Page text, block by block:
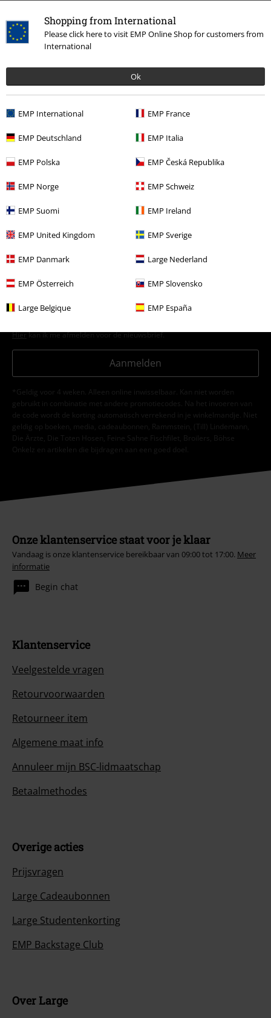
Shopping from International
Please click here to visit EMP Online Shop for customers from
International
Ok
EMP International EMP France
EMP Deutschland EMP Italia
EMP Polska EMP Česká Republika
EMP Norge EMP Schweiz
EMP Suomi EMP Ireland
EMP United Kingdom EMP Sverige
EMP Danmark Large Nederland
EMP Österreich EMP Slovensko
Large Belgique EMP España
Kledingmerken Ragwear Jacks Winterjassen
Stijlen Basics Basics vrouwen
Stijlen Basics Kleding
Meld je aan en ontvang een code voor 15%
Ik geef hierbij toestemming om de Large-nieuwsbrief te ontvangen en ga
ermee akkoord dat Large Popmerchandising B.V. mijn persoonsgegevens
verwerkt om mij regelmatig te informeren over producten. Mijn
persoonsgegevens worden verwerkt in overeenstemming met de
bepalingen van het
. Ik kan mijn toestemming te allen tijde
Hierkan ik me afmelden voor de nieuwsbrief.
Aanmelden
*Geldig voor 4 weken. Alleen online inwisselbaar. Kan niet worden
gebruikt in combinatie met andere promotiecodes. Na het invoeren van
de code wordt de korting automatisch verrekend in je winkelmandje. Niet
geldig op boeken, media, cadeaubonnen, Rammstein, (Till) Lindemann,
Die Ärzte, Die Toten Hosen, Feine Sahne Fischfilet, Broilers, Böhse
Onkelz en artikelen die bijdragen aan een goed doel.
Onze klantenservice staat voor je klaar
Vandaag is onze klantenservice bereikbaar van 09:00 tot 17:00. Meer
informatie
Begin chat
Klantenservice
Veelgestelde vragen
Retourvoorwaarden
Retourneer item
Algemene maat info
Annuleer mijn BSC-lidmaatschap
Betaalmethodes
Overige acties
Prijsvragen
Large Cadeaubonnen
Large Studentenkorting
EMP Backstage Club
Over Large